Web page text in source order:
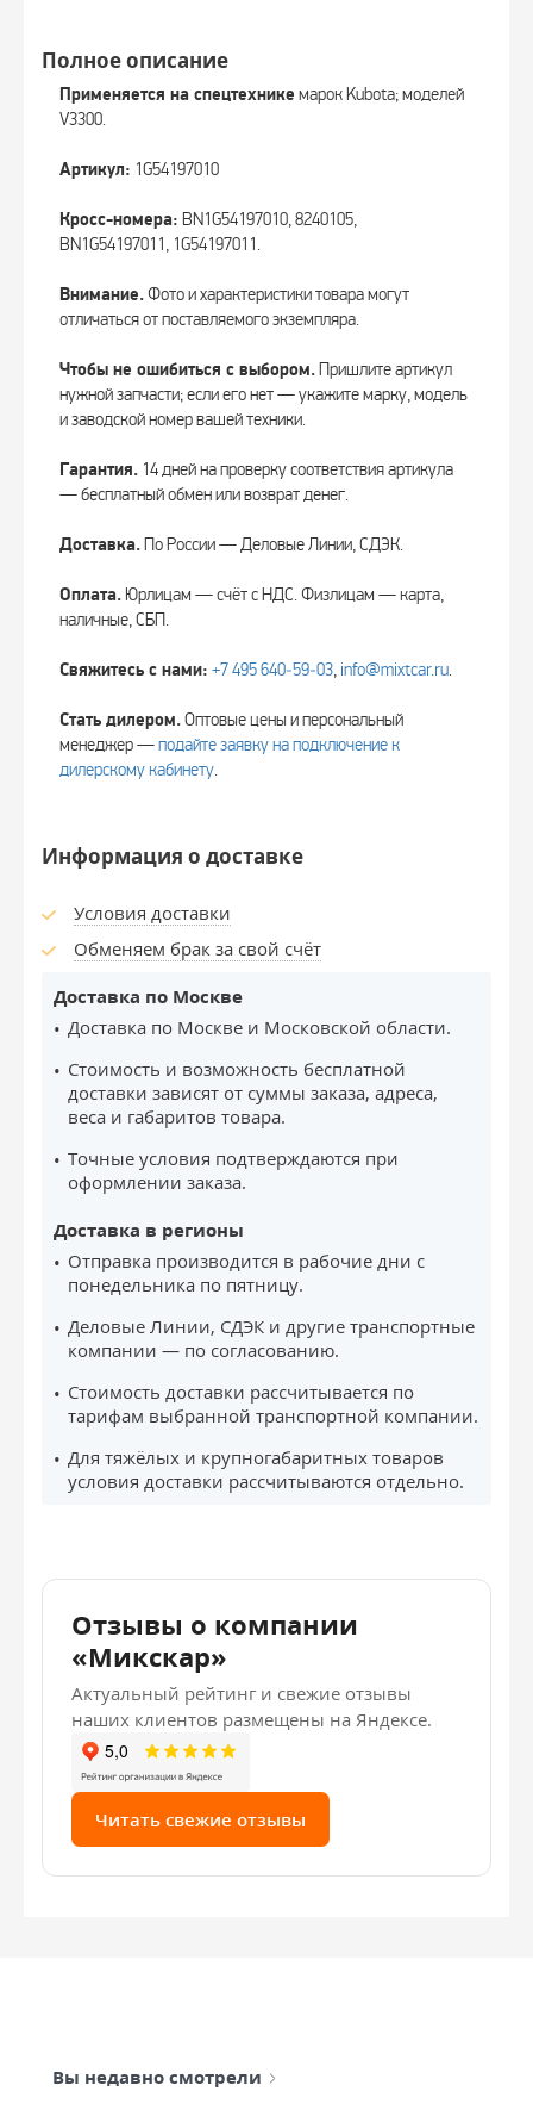
Полное описание
Применяется на спецтехнике марок Kubota; моделей
V3300.
Артикул: 1G54197010
Кросс-номера: BN1G54197010, 8240105,
BN1G54197011, 1G54197011.
Внимание.Фото и характеристики товара могут
отличаться от поставляемого экземпляра.
Чтобы не ошибиться с выбором.Пришлите артикул
нужной запчасти; если его нет — укажите марку, модель
и заводской номер вашей техники.
Гарантия. 14 дней на проверку соответствия артикула
— бесплатный обмен или возврат денег.
Доставка.По России — Деловые Линии, СДЭК.
Оплата. Юрлицам — счёт с НДС. Физлицам — карта,
наличные, СБП.
Свяжитесь с нами: +7 495 640‑59‑03, info@mixtcar.ru.
Стать дилером.Оптовые цены и персональный
менеджер —подайте заявку на подключение к
дилерскому кабинету.
Информация о доставке
Условия доставки
Обменяем брак за свой счёт
Доставка по Москве
Доставка по Москве и Московской области.
Стоимость и возможность бесплатной
доставки зависят от суммы заказа, адреса,
веса и габаритов товара.
Точные условия подтверждаются при
оформлении заказа.
Доставка в регионы
Отправка производится в рабочие дни с
понедельника по пятницу.
Деловые Линии, СДЭК и другие транспортные
компании — по согласованию.
Стоимость доставки рассчитывается по
тарифам выбранной транспортной компании.
Для тяжёлых и крупногабаритных товаров
условия доставки рассчитываются отдельно.
Отзывы о компании
«Микскар»
Актуальный рейтинг и свежие отзывы
наших клиентов размещены на Яндексе.
Читать свежие отзывы
Вы недавно смотрели